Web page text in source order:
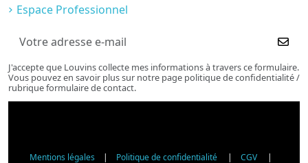
Espace Professionnel
J'accepte que Louvins collecte mes informations à travers ce formulaire.
Vous pouvez en savoir plus sur notre page politique de confidentialité /
rubrique formulaire de contact.
Mentions légales Politique de confidentialité CGV